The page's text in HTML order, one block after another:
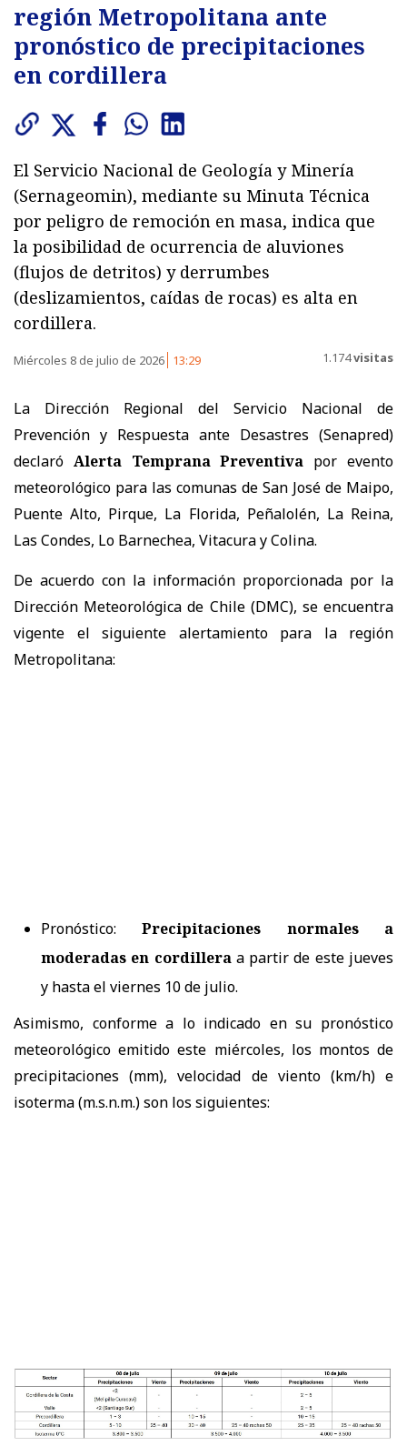
región Metropolitana ante
pronóstico de precipitaciones
en cordillera
El Servicio Nacional de Geología y Minería
(Sernageomin), mediante su Minuta Técnica
por peligro de remoción en masa, indica que
la posibilidad de ocurrencia de aluviones
(flujos de detritos) y derrumbes
(deslizamientos, caídas de rocas) es alta en
cordillera.
Miércoles 8 de julio de 2026 13:29 1.174visitas
La Dirección Regional del Servicio Nacional de
Prevención y Respuesta ante Desastres (Senapred)
declaró Alerta Temprana Preventiva por evento
meteorológico para las comunas de San José de Maipo,
Puente Alto, Pirque, La Florida, Peñalolén, La Reina,
Las Condes, Lo Barnechea, Vitacura y Colina.
De acuerdo con la información proporcionada por la
Dirección Meteorológica de Chile (DMC), se encuentra
vigente el siguiente alertamiento para la región
Metropolitana:
Pronóstico:Precipitaciones normales a
moderadas en cordilleraa partir de este jueves
y hasta el viernes 10 de julio.
Asimismo, conforme a lo indicado en su pronóstico
meteorológico emitido este miércoles, los montos de
precipitaciones (mm), velocidad de viento (km/h) e
isoterma (m.s.n.m.) son los siguientes: